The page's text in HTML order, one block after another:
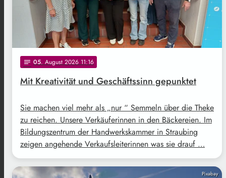
notes 05. August 2026 11:16
Mit Kreativität und Geschäftssinn gepunktet
Sie machen viel mehr als „nur “ Semmeln über die Theke
zu reichen. Unsere Verkäuferinnen in den Bäckereien. Im
Bildungszentrum der Handwerkskammer in Straubing
zeigen angehende Verkaufsleiterinnen was sie drauf …
Pixabay